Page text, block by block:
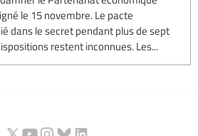
le 15 novembre. Le pacte
dans le secret pendant plus de sept
restent inconnues. Les...